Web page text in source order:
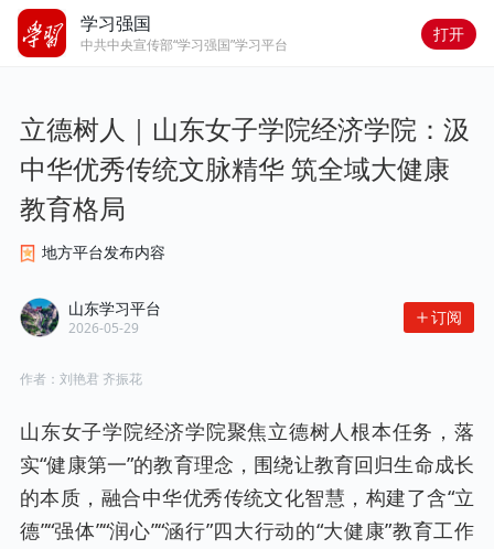
学习强国
中共中央宣传部“学习强国”学习平台
打开
立德树人｜山东女子学院经济学院：汲
中华优秀传统文脉精华 筑全域大健康
教育格局
地方平台发布内容
山东学习平台
2026-05-29
订阅
作者： 刘艳君 齐振花
山东女子学院经济学院聚焦立德树人根本任务，落
实“健康第一”的教育理念，围绕让教育回归生命成长
的本质，融合中华优秀传统文化智慧，构建了含“立
德”“强体”“润心”“涵行”四大行动的“大健康”教育工作